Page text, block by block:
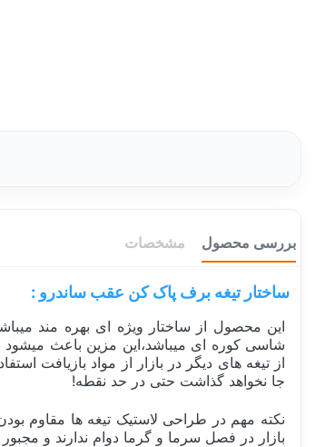
بررسی محصول مشخصات
ساختار تیغه برف پاک کن عقب ساندرو :
از تیغه های دیگر در بازار از مواد بازیافت
جا نخواهد گذاشت حتی در حد نقطه!
بازار در فصل سرما و گرما دوام ندارند و